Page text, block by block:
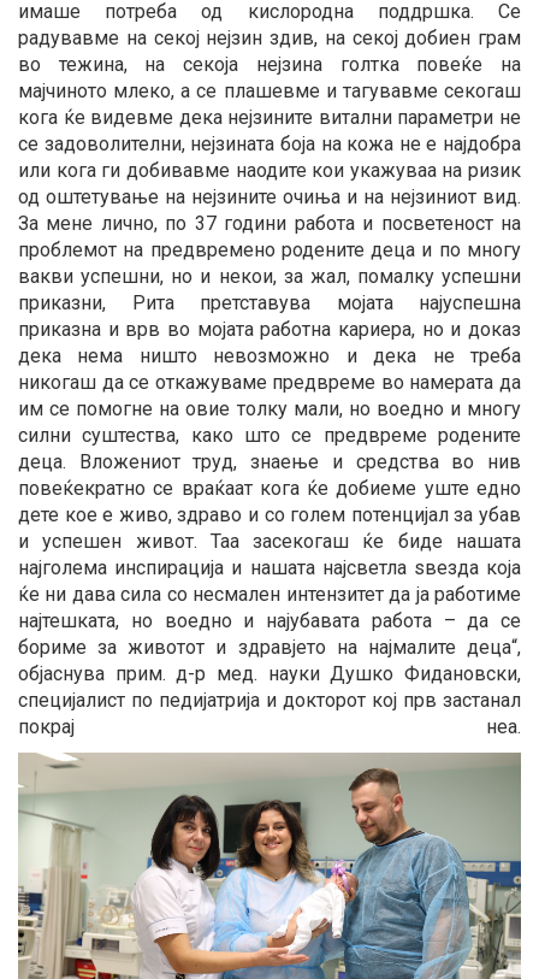
имаше потреба од кислородна поддршка. Се
радувавме на секој нејзин здив, на секој добиен грам
во тежина, на секоја нејзина голтка повеќе на
мајчиното млеко, а се плашевме и тагувавме секогаш
кога ќе видевме дека нејзините витални параметри не
се задоволителни, нејзината боја на кожа не е најдобра
или кога ги добивавме наодите кои укажуваа на ризик
од оштетување на нејзините очиња и на нејзиниот вид.
За мене лично, по 37 години работа и посветеност на
проблемот на предвремено родените деца и по многу
вакви успешни, но и некои, за жал, помалку успешни
приказни, Рита претставува мојата најуспешна
приказна и врв во мојата работна кариера, но и доказ
дека нема ништо невозможно и дека не треба
никогаш да се откажуваме предвреме во намерата да
им се помогне на овие толку мали, но воедно и многу
силни суштества, како што се предвреме родените
деца. Вложениот труд, знаење и средства во нив
повеќекратно се враќаат кога ќе добиеме уште едно
дете кое е живо, здраво и со голем потенцијал за убав
и успешен живот. Таа засекогаш ќе биде нашата
најголема инспирација и нашата најсветла ѕвезда која
ќе ни дава сила со несмален интензитет да ја работиме
најтешката, но воедно и најубавата работа – да се
бориме за животот и здравјето на најмалите деца“,
објаснува прим. д-р мед. науки Душко Фидановски,
специјалист по педијатрија и докторот кој прв застанал
покрај неа.